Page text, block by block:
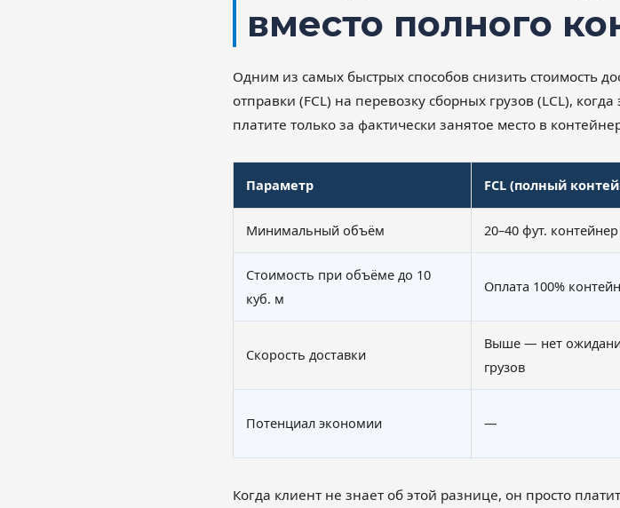
вместо полного
Одним из самых быстрых способов снизить стоимость
отправки (FCL) на перевозку сборных грузов (LCL),
платите только за фактически занятое место в
Параметр FCL (полный
Минимальный объём 20–40 фут.
Стоимость при объёме до 10
куб. м
Оплата 100%
Скорость доставки
Выше — нет
грузов
Потенциал экономии —
Когда клиент не знает об этой разнице, он просто